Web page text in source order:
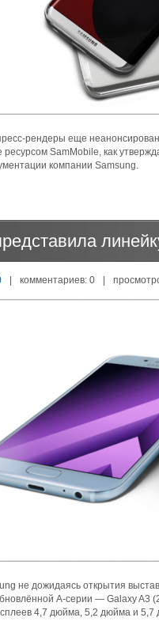
рендеры еще
ресурсом SamMobile, как
компании Samsung.
| комментариев: 0 |
не дожидаясь открытия
A-серии — Galaxy A3
4,7 дюйма, 5,2 дюйма и 5,7